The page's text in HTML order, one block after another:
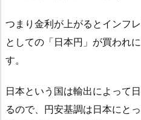
つまり金利が上がるとインフ
としての「日本円」が買われ
す。
日本という国は輸出によって
るので、円安基調は日本にと